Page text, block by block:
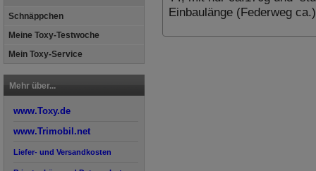
Schnäppchen
Meine Toxy-Testwoche
Mein Toxy-Service
Mehr über...
www.Toxy.de
www.Trimobil.net
Liefer- und Versandkosten
Einbaulänge (Federweg